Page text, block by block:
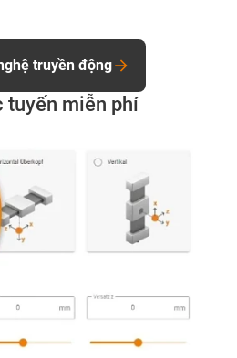
tuyến miễn phí
truyền động